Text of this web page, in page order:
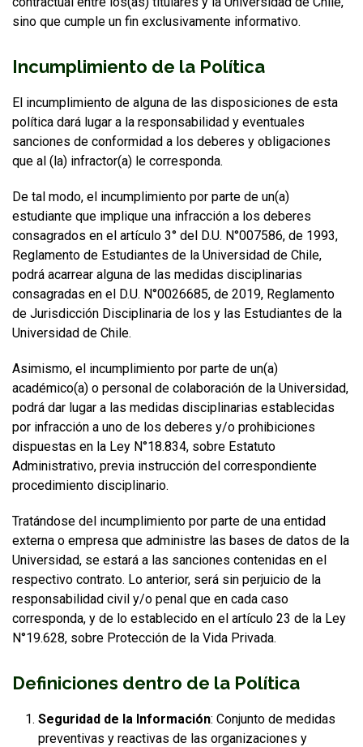
sino que cumple un fin exclusivamente informativo.
Incumplimiento de la Política
El incumplimiento de alguna de las disposiciones de esta
política dará lugar a la responsabilidad y eventuales
sanciones de conformidad a los deberes y obligaciones
que al (la) infractor(a) le corresponda.
De tal modo, el incumplimiento por parte de un(a)
estudiante que implique una infracción a los deberes
consagrados en el artículo 3° del D.U. N°007586, de 1993,
Reglamento de Estudiantes de la Universidad de Chile,
podrá acarrear alguna de las medidas disciplinarias
consagradas en el D.U. N°0026685, de 2019, Reglamento
de Jurisdicción Disciplinaria de los y las Estudiantes de la
Universidad de Chile.
Asimismo, el incumplimiento por parte de un(a)
académico(a) o personal de colaboración de la Universidad,
podrá dar lugar a las medidas disciplinarias establecidas
por infracción a uno de los deberes y/o prohibiciones
dispuestas en la Ley N°18.834, sobre Estatuto
Administrativo, previa instrucción del correspondiente
procedimiento disciplinario.
Tratándose del incumplimiento por parte de una entidad
externa o empresa que administre las bases de datos de la
Universidad, se estará a las sanciones contenidas en el
respectivo contrato. Lo anterior, será sin perjuicio de la
responsabilidad civil y/o penal que en cada caso
corresponda, y de lo establecido en el artículo 23 de la Ley
N°19.628, sobre Protección de la Vida Privada.
Definiciones dentro de la Política
Seguridad de la Información: Conjunto de medidas
preventivas y reactivas de las organizaciones y